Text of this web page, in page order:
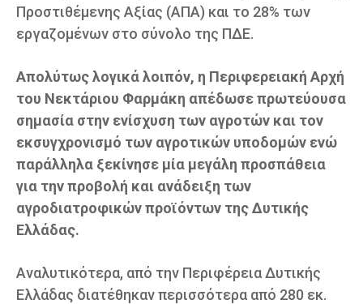
Προστιθέμενης Αξίας (ΑΠΑ) και το 28% των
εργαζομένων στο σύνολο της ΠΔΕ.
Απολύτως λογικά λοιπόν, η Περιφερειακή Αρχή
του Νεκτάριου Φαρμάκη απέδωσε πρωτεύουσα
σημασία στην ενίσχυση των αγροτών και τον
εκσυγχρονισμό των αγροτικών υποδομών ενώ
παράλληλα ξεκίνησε μία μεγάλη προσπάθεια
για την προβολή και ανάδειξη των
αγροδιατροφικών προϊόντων της Δυτικής
Ελλάδας.
Αναλυτικότερα, από την Περιφέρεια Δυτικής
Ελλάδας διατέθηκαν περισσότερα από 280 εκ.